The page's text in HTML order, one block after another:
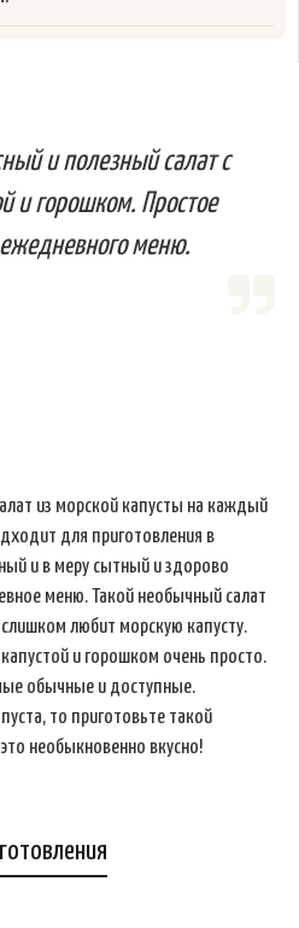
и полезный салат с
и горошком. Простое
меню.
из морской капусты на каждый
для приготовления в
и в меру сытный и здорово
меню. Такой необычный салат
любит морскую капусту.
и горошком очень просто.
обычные и доступные.
то приготовьте такой
необыкновенно вкусно!